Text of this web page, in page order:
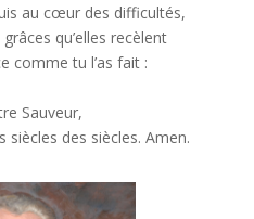
au cœur des difficultés,
qu’elles recèlent
comme tu l’as fait :
Sauveur,
des siècles. Amen.